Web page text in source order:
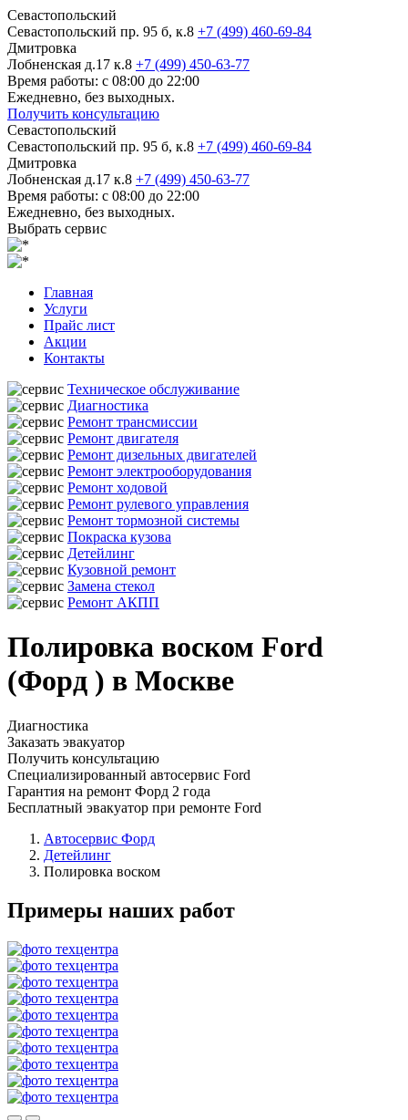
Севастопольский
Севастопольский пр. 95 б, к.8 +7 (499) 460-69-84
Дмитровка
Лобненская д.17 к.8 +7 (499) 450-63-77
Время работы: с 08:00 до 22:00
Ежедневно, без выходных.
Получить консультацию
Севастопольский
Севастопольский пр. 95 б, к.8 +7 (499) 460-69-84
Дмитровка
Лобненская д.17 к.8 +7 (499) 450-63-77
Время работы: с 08:00 до 22:00
Ежедневно, без выходных.
Выбрать сервис
Главная
Услуги
Прайс лист
Акции
Контакты
Техническое обслуживание
Диагностика
Ремонт трансмиссии
Ремонт двигателя
Ремонт дизельных двигателей
Ремонт электрооборудования
Ремонт ходовой
Ремонт рулевого управления
Ремонт тормозной системы
Покраска кузова
Детейлинг
Кузовной ремонт
Замена стекол
Ремонт АКПП
Полировка воском Ford
(Форд ) в Москве
Диагностика
Заказать эвакуатор
Получить консультацию
Специализированный автосервис Ford
Гарантия на ремонт Форд 2 года
Бесплатный эвакуатор при ремонте Ford
Автосервис Форд
Детейлинг
Полировка воском
Примеры наших работ